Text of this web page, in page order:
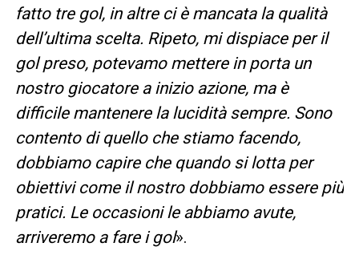
fatto tre gol, in altre ci è mancata la qualità
dell’ultima scelta. Ripeto, mi dispiace per il
gol preso, potevamo mettere in porta un
nostro giocatore a inizio azione, ma è
difficile mantenere la lucidità sempre. Sono
contento di quello che stiamo facendo,
dobbiamo capire che quando si lotta per
obiettivi come il nostro dobbiamo essere più
pratici. Le occasioni le abbiamo avute,
arriveremo a fare i gol».